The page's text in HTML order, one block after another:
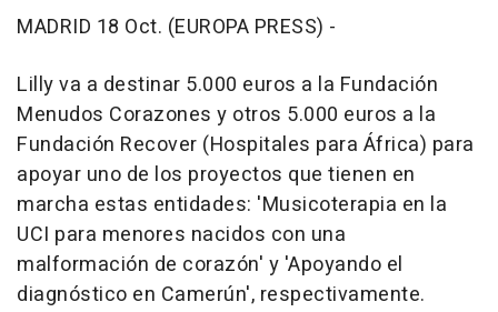
MADRID 18 Oct. (EUROPA PRESS) -
Lilly va a destinar 5.000 euros a la Fundación
Menudos Corazones y otros 5.000 euros a la
Fundación Recover (Hospitales para África) para
apoyar uno de los proyectos que tienen en
marcha estas entidades: 'Musicoterapia en la
UCI para menores nacidos con una
malformación de corazón' y 'Apoyando el
diagnóstico en Camerún', respectivamente.